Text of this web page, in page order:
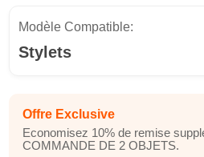
Modèle Compatible:
Stylets
Offre Exclusive
Economisez 10% de remise
COMMANDE DE 2 OBJETS.